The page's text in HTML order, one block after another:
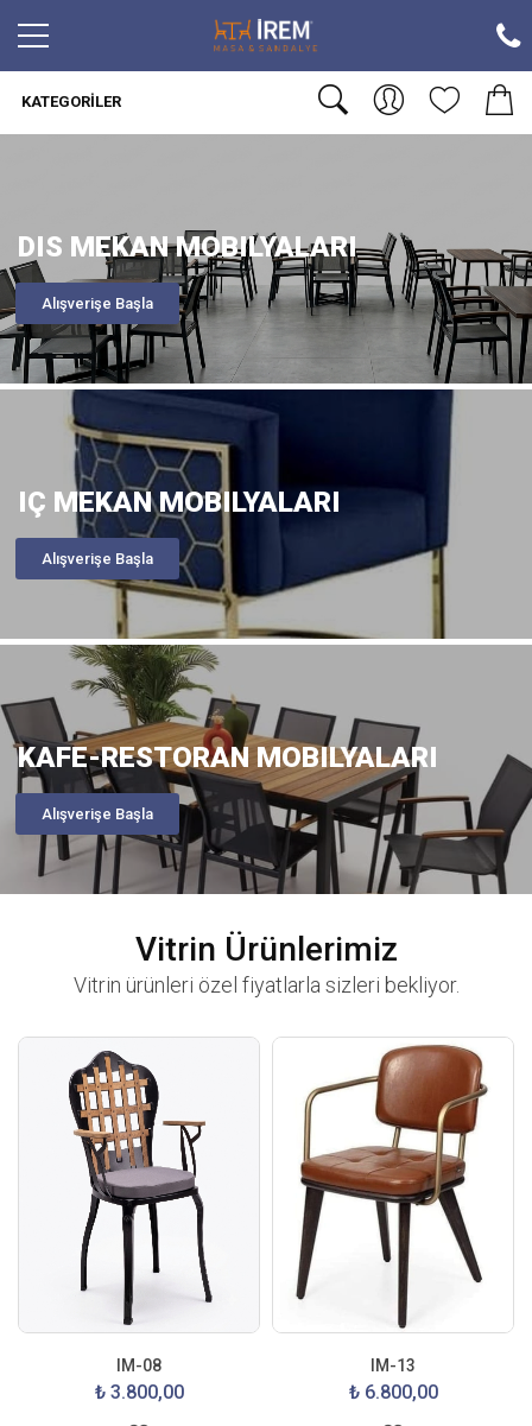
KATEGORILER
DIS MEKAN MOBILYALARI
Alışverişe Başla
IÇ MEKAN MOBILYALARI
Alışverişe Başla
KAFE-RESTORAN MOBILYALARI
Alışverişe Başla
Vitrin Ürünlerimiz
Vitrin ürünleri özel fiyatlarla sizleri bekliyor.
IM-08
₺ 3.800,00
IM-13
₺ 6.800,00